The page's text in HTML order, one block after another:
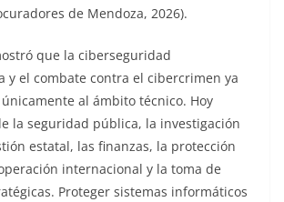
de Mendoza, 2026).
que la ciberseguridad
y el combate contra el cibercrimen ya
al ámbito técnico. Hoy
la seguridad pública, la investigación
estatal, las finanzas, la protección
internacional y la toma de
Proteger sistemas informáticos